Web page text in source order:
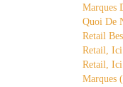
Marques
Quoi De
Retail
Retail, Ici
Retail, Ici
Marques